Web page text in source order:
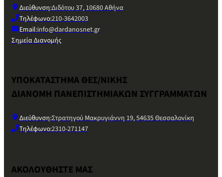
Διεύθυνση:Διδότου 37, 10680 Αθήνα
Τηλέφωνο:210-3642003
Email:info@dardanosnet.gr
Σημεία Διανομής
ΥΠΟΚΑΤΑΣΤΗΜΑ ΘΕΣ/ΝΙΚΗΣ
ΔΙΑΝΟΜΗ ΠΑΝΕΠΙΣΤΗΜΙΑΚΩΝ ΣΥΓΓΡΑΜΜΑΤΩΝ
Διεύθυνση:Στρατηγού Μακρυγιάννη 19, 54635 Θεσσαλονίκη
Τηλέφωνο:2310-271147
ΑΚΟΛΟΥΘΗΣΤΕ ΜΑΣ